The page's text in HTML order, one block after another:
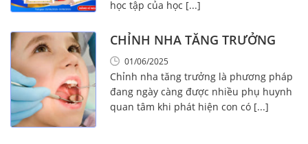
học tập của học [...]
CHỈNH NHA TĂNG TRƯỞNG
01/06/2025
Chỉnh nha tăng trưởng là phương pháp
đang ngày càng được nhiều phụ huynh
quan tâm khi phát hiện con có [...]